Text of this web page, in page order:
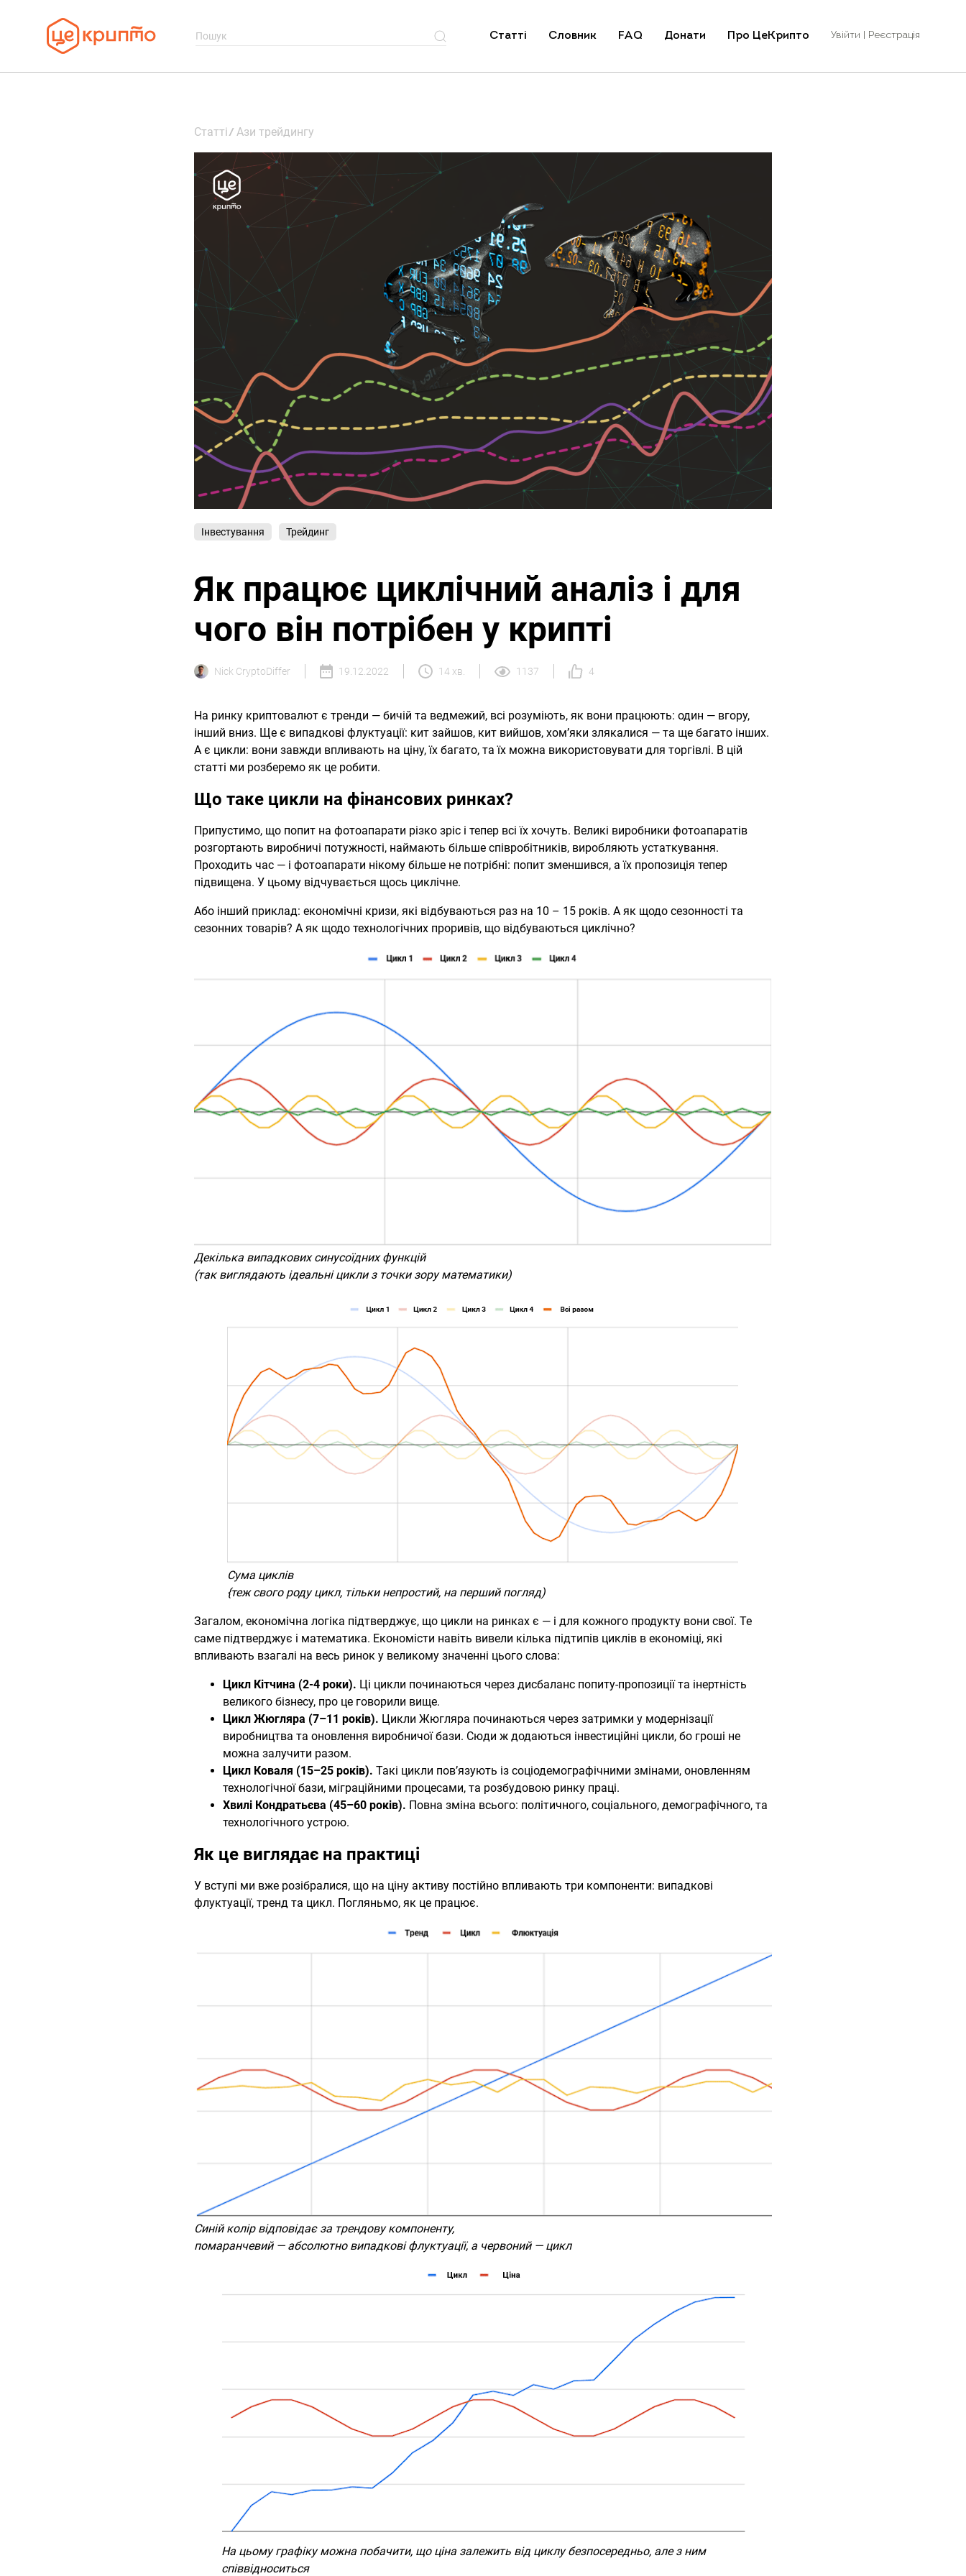
Статті Словник FAQ Донати Про ЦеКрипто Увійти | Реєстрація
Статті Ази трейдингу
Інвестування Трейдинг
Як працює циклічний аналіз і для
чого він потрібен у крипті
Nick CryptoDiffer 19.12.2022 14 хв. 1137 4
На ринку криптовалют є тренди — бичій та ведмежий, всі розуміють, як вони працюють: один — вгору,
інший вниз. Ще є випадкові флуктуації: кит зайшов, кит вийшов, хом’яки злякалися — та ще багато інших.
А є цикли: вони завжди впливають на ціну, їх багато, та їх можна використовувати для торгівлі. В цій
статті ми розберемо як це робити.
Що таке цикли на фінансових ринках?
Припустимо, що попит на фотоапарати різко зріс і тепер всі їх хочуть. Великі виробники фотоапаратів
розгортають виробничі потужності, наймають більше співробітників, виробляють устаткування.
Проходить час — і фотоапарати нікому більше не потрібні: попит зменшився, а їх пропозиція тепер
підвищена. У цьому відчувається щось циклічне.
Або інший приклад: економічні кризи, які відбуваються раз на 10 – 15 років. А як щодо сезонності та
сезонних товарів? А як щодо технологічних проривів, що відбуваються циклічно?
Декілька випадкових синусоїдних функцій
(так виглядають ідеальні цикли з точки зору математики)
Сума циклів
{теж свого роду цикл, тільки непростий, на перший погляд)
Загалом, економічна логіка підтверджує, що цикли на ринках є — і для кожного продукту вони свої. Те
саме підтверджує і математика. Економісти навіть вивели кілька підтипів циклів в економіці, які
впливають взагалі на весь ринок у великому значенні цього слова:
Цикл Кітчина (2-4 роки). Ці цикли починаються через дисбаланс попиту-пропозиції та інертність
великого бізнесу, про це говорили вище.
Цикл Жюгляра (7–11 років). Цикли Жюгляра починаються через затримки у модернізації
виробництва та оновлення виробничої бази. Сюди ж додаються інвестиційні цикли, бо гроші не
можна залучити разом.
Цикл Коваля (15–25 років). Такі цикли пов’язують із соціодемографічними змінами, оновленням
технологічної бази, міграційними процесами, та розбудовою ринку праці.
Хвилі Кондратьєва (45–60 років). Повна зміна всього: політичного, соціального, демографічного, та
технологічного устрою.
Як це виглядає на практиці
У вступі ми вже розібралися, що на ціну активу постійно впливають три компоненти: випадкові
флуктуації, тренд та цикл. Погляньмо, як це працює.
Синій колір відповідає за трендову компоненту,
помаранчевий — абсолютно випадкові флуктуації, а червоний — цикл
На цьому графіку можна побачити, що ціна залежить від циклу безпосередньо, але з ним
співвідноситься